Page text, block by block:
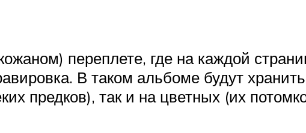
переплете, где на каждой
В таком альбоме будут
предков), так и на цветных (их